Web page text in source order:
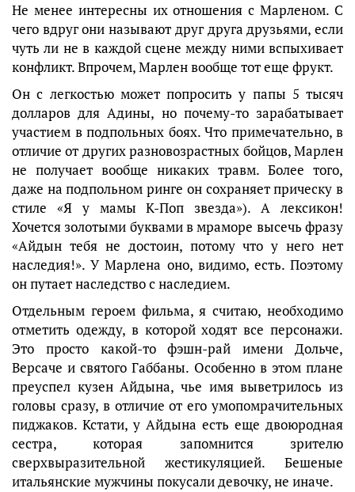
Не менее интересны их отношения с Марленом. С
чего вдруг они называют друг друга друзьями, если
чуть ли не в каждой сцене между ними вспыхивает
конфликт. Впрочем, Марлен вообще тот еще фрукт.
Он с легкостью может попросить у папы 5 тысяч
долларов для Адины, но почему-то зарабатывает
участием в подпольных боях. Что примечательно, в
отличие от других разновозрастных бойцов, Марлен
не получает вообще никаких травм. Более того,
даже на подпольном ринге он сохраняет прическу в
стиле «Я у мамы К-Поп звезда»). А лексикон!
Хочется золотыми буквами в мраморе высечь фразу
«Айдын тебя не достоин, потому что у него нет
наследия!». У Марлена оно, видимо, есть. Поэтому
он путает наследство с наследием.
Отдельным героем фильма, я считаю, необходимо
отметить одежду, в которой ходят все персонажи.
Это просто какой-то фэшн-рай имени Дольче,
Версаче и святого Габбаны. Особенно в этом плане
преуспел кузен Айдына, чье имя выветрилось из
головы сразу, в отличие от его умопомрачительных
пиджаков. Кстати, у Айдына есть еще двоюродная
сестра, которая запомнится зрителю
сверхвыразительной жестикуляцией. Бешеные
итальянские мужчины покусали девочку, не иначе.